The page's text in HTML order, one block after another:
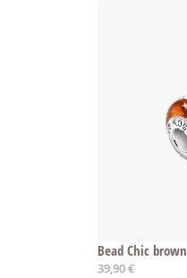
Bead Chic brown
39,90 €